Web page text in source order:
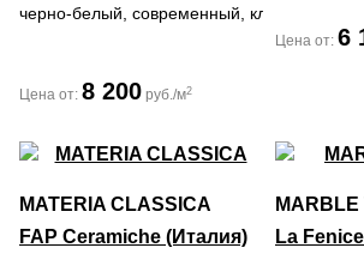
черно-белый, современный, классический
Цена от: 8 200 руб./м2
Цена от: 6
MATERIA CLASSICA
FAP Ceramiche (Италия)
La